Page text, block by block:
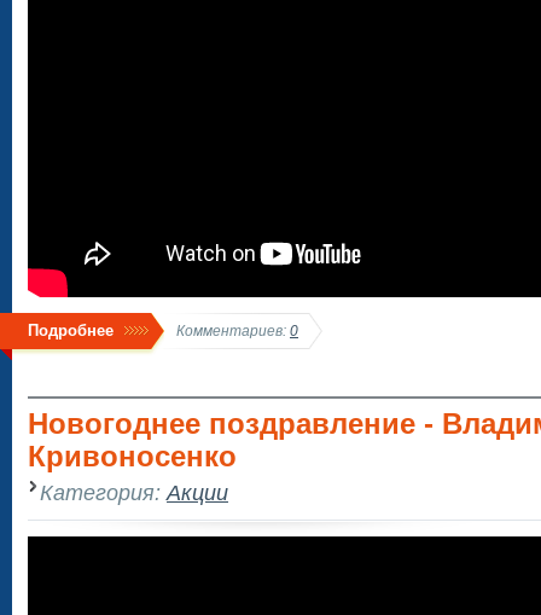
Подробнее Комментариев: 0
Новогоднее поздравление -
Кривоносенко
Категория: Акции